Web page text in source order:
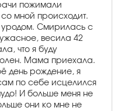
пожимали
мной происходит.
уродом. Смирилась с
весила 42
что я буду
Мама приехала.
день рождение, я
по себе исцелился
И больше меня не
они ко мне не